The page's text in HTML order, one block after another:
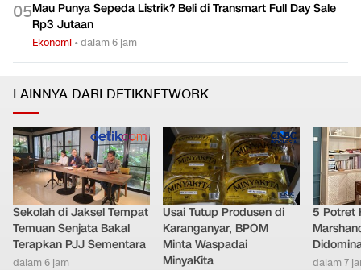
05Mau Punya Sepeda Listrik? Beli di Transmart Full Day Sale
Rp3 Jutaan
Ekonomi •dalam 6 jam
LAINNYA DARI DETIKNETWORK
Sekolah di Jaksel Tempat
Temuan Senjata Bakal
Terapkan PJJ Sementara
dalam 6 jam
Usai Tutup Produsen di
Karanganyar, BPOM
Minta Waspadai
MinyaKita
5 Potret
dalam 7